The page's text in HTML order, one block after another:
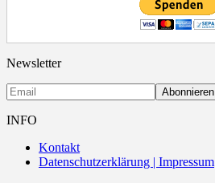
Newsletter
INFO
Kontakt
Datenschutzerklärung | Impressum